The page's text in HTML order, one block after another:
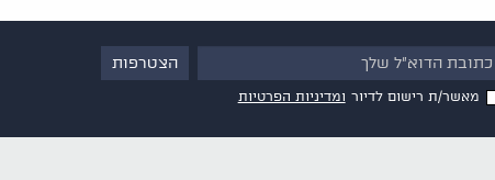
מאשר/ת רישום לדיור ומדיניות הפרטיות